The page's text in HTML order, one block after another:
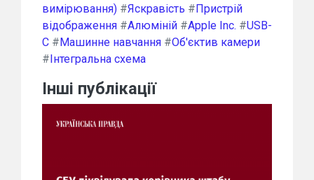
вимірювання) #Яскравість # Пристрій
відображення #Алюміній #Apple Inc. #USB-
C # Машинне навчання #Об'єктив камери
# Інтегральна схема
Інші публікації